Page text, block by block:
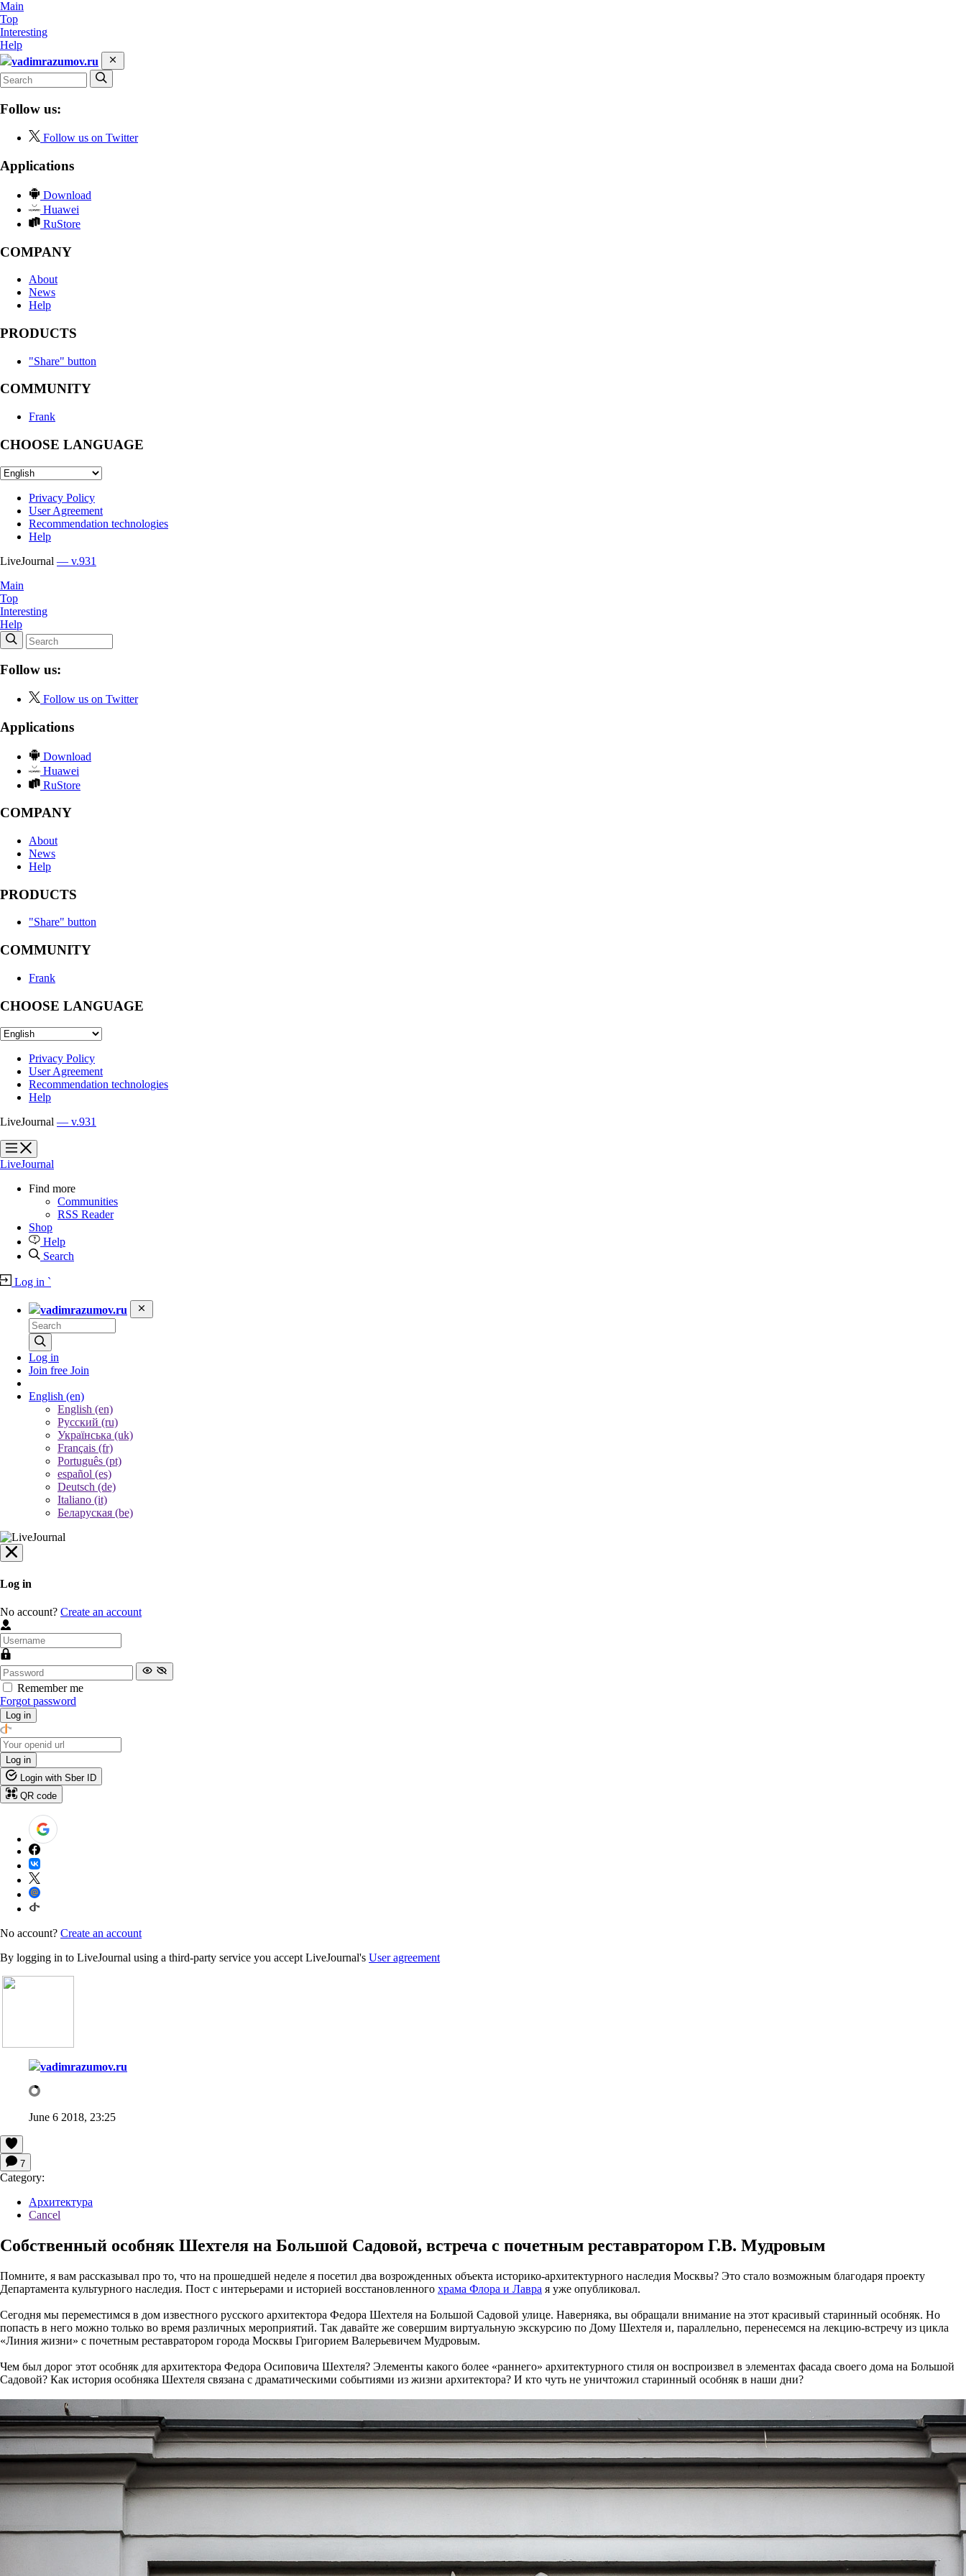
Main
Top
Interesting
Help
vadimrazumov.ru
Follow us:
Follow us on Twitter
Applications
Download
Huawei
RuStore
COMPANY
About
News
Help
PRODUCTS
"Share" button
COMMUNITY
Frank
CHOOSE LANGUAGE
Privacy Policy
User Agreement
Recommendation technologies
Help
LiveJournal — v.931
Main
Top
Interesting
Help
Follow us:
Follow us on Twitter
Applications
Download
Huawei
RuStore
COMPANY
About
News
Help
PRODUCTS
"Share" button
COMMUNITY
Frank
CHOOSE LANGUAGE
Privacy Policy
User Agreement
Recommendation technologies
Help
LiveJournal — v.931
?
?
LiveJournal
Find more
Communities
RSS Reader
Shop
Help
Search
Log in `
vadimrazumov.ru
Log in
Join free Join
English (en)
English (en)
Русский (ru)
Українська (uk)
Français (fr)
Português (pt)
español (es)
Deutsch (de)
Italiano (it)
Беларуская (be)
Log in
No account? Create an account
Remember me
Forgot password
Log in
Log in
Login with Sber ID
QR code
No account? Create an account
By logging in to LiveJournal using a third-party service you accept LiveJournal's User agreement
vadimrazumov.ru
June 6 2018, 23:25
7
Category:
Архитектура
Cancel
Собственный особняк Шехтеля на Большой Садовой, встреча с почетным реставратором Г.В. Мудровым
Помните, я вам рассказывал про то, что на прошедшей неделе я посетил два возрожденных объекта историко-архитектурного наследия Москвы? Это стало возможным благодаря проекту
Департамента культурного наследия. Пост с интерьерами и историей восстановленного храма Флора и Лавра я уже опубликовал.
Сегодня мы переместимся в дом известного русского архитектора Федора Шехтеля на Большой Садовой улице. Наверняка, вы обращали внимание на этот красивый старинный особняк. Но
попасть в него можно только во время различных мероприятий. Так давайте же совершим виртуальную экскурсию по Дому Шехтеля и, параллельно, перенесемся на лекцию-встречу из цикла
«Линия жизни» с почетным реставратором города Москвы Григорием Валерьевичем Мудровым.
Чем был дорог этот особняк для архитектора Федора Осиповича Шехтеля? Элементы какого более «раннего» архитектурного стиля он воспроизвел в элементах фасада своего дома на Большой
Садовой? Как история особняка Шехтеля связана с драматическими событиями из жизни архитектора? И кто чуть не уничтожил старинный особняк в наши дни?